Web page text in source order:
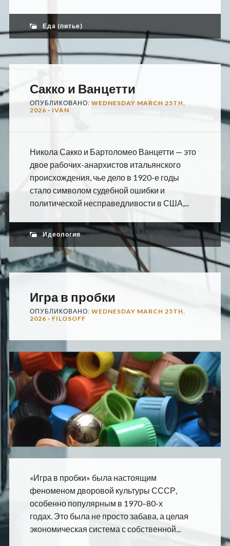
Еда (питье)
Сакко и Ванцетти
ОПУБЛИКОВАНО: WEDNESDAY MARCH 25TH,
2026 - IVAN
Никола Сакко и Бартоломео Ванцетти — это
двое рабочих-анархистов итальянского
происхождения, чье дело в 1920-е годы
стало символом судебной ошибки и
политической несправедливости в США,...
Идеология
Игра в пробки
ОПУБЛИКОВАНО: WEDNESDAY MARCH 25TH,
2026 - FILOSOFF
«Игра в пробки» была настоящим
феноменом дворовой культуры СССР,
особенно популярным в 1970–80-х
годах. Это была не просто забава, а целая
экономическая система с собственной...